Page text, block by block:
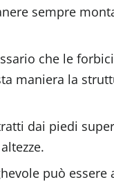
sempre
che le
maniera la
dai piedi
può